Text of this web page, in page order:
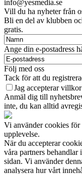
info@yesmedia.se
Vill du ha nyheter från
Bli en del av klubben
gratis.
Ange din e-postadress
Följ med oss
Tack för att du
Jag accepterar
Anmäl dig till
inte, du kan alltid
Vi använder cookies för
upplevelse.
När du accepterar
våra partners
sidan. Vi använder
analysera hur vårt